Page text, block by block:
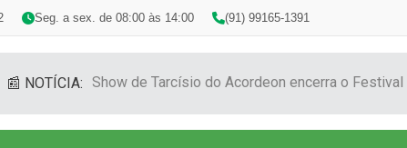
Seg. a sex. de 08:00 às 14:00 (91) 99165-1391
📰 NOTÍCIA: